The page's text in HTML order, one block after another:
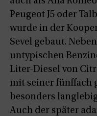
Peugeot J5 oder
wurde in der
Sevel gebaut.
untypischen
Liter-Diesel von
mit seiner fünffach
besonders
Auch der später